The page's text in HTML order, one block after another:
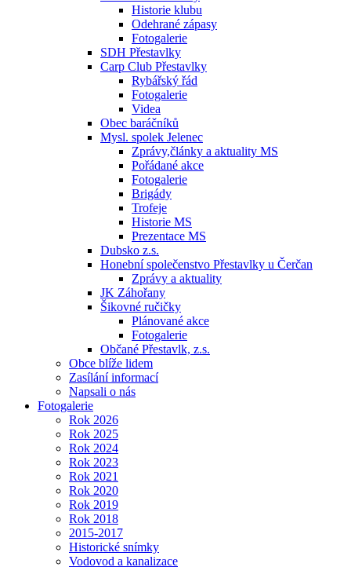
Historie klubu
Odehrané zápasy
Fotogalerie
SDH Přestavlky
Carp Club Přestavlky
Rybářský řád
Fotogalerie
Videa
Obec baráčníků
Mysl. spolek Jelenec
Zprávy,články a aktuality MS
Pořádané akce
Fotogalerie
Brigády
Trofeje
Historie MS
Prezentace MS
Dubsko z.s.
Honební společenstvo Přestavlky u Čerčan
Zprávy a aktuality
JK Záhořany
Šikovné ručičky
Plánované akce
Fotogalerie
Občané Přestavlk, z.s.
Obce blíže lidem
Zasílání informací
Napsali o nás
Fotogalerie
Rok 2026
Rok 2025
Rok 2024
Rok 2023
Rok 2021
Rok 2020
Rok 2019
Rok 2018
2015-2017
Historické snímky
Vodovod a kanalizace